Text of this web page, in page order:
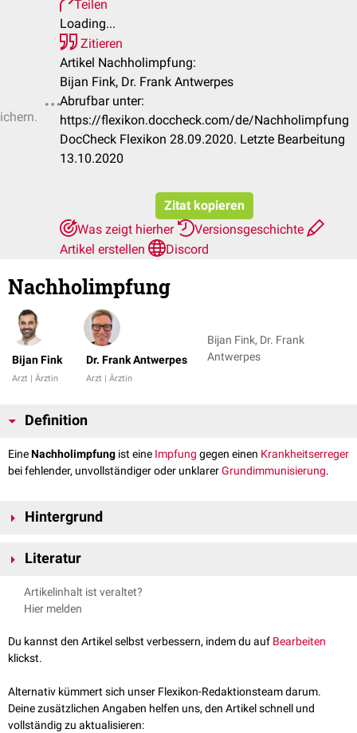
Teilen
Loading...
Zitieren
Artikel Nachholimpfung:
Bijan Fink, Dr. Frank Antwerpes
Abrufbar unter:
https://flexikon.doccheck.com/de/Nachholimpfung
DocCheck Flexikon 28.09.2020. Letzte Bearbeitung
13.10.2020
Zitat kopieren
Was zeigt hierher
Versionsgeschichte
Artikel erstellen
Discord
Nachholimpfung
Bijan Fink
Arzt | Ärztin
Dr. Frank Antwerpes
Arzt | Ärztin
Bijan Fink, Dr. Frank
Antwerpes
Definition
EineNachholimpfung ist eine Impfung gegen einen Krankheitserreger
bei fehlender, unvollständiger oder unklarerGrundimmunisierung.
Hintergrund
Impfungen. Daher muss i.d.R. bei einer unterbrochenen
gleiche gilt für eine nicht rechtzeitig gegebene
Mindestabstand von 6 Monaten zwischen den vorletzten und letzten
Bei Impfungen, die nur bis zu einem bestimmten Alter empfohlen werden
(z.B.Pneumokokken
überschritten ist.
Serologische Kontrollen, um die Notwendigkeit einer Nachholimpfung zu
Literatur
Epidemiologisches Bulletin
Artikelinhalt ist veraltet?
Hier melden
Du kannst den Artikel selbst verbessern, indem du auf Bearbeiten
klickst.
Alternativ kümmert sich unser Flexikon-Redaktionsteam darum.
Deine zusätzlichen Angaben helfen uns, den Artikel schnell und
vollständig zu aktualisieren: